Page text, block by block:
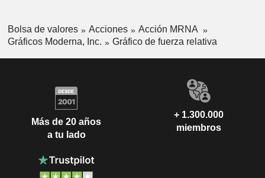
Bolsa de valores Acciones
Acción MRNA
Gráficos Moderna, Inc.
Gráfico de fuerza relativa
Más de 20 años
a tu lado
+ 1.300.000
miembros